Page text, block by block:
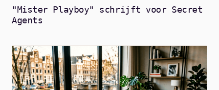
"Mister Playboy" schrijft voor Secret
Agents